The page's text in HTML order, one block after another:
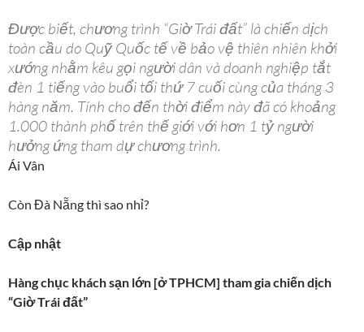
Được biết, chương trình “Giờ Trái đất” là chiến dịch
toàn cầu do Quỹ Quốc tế về bảo vệ thiên nhiên khởi
xướng nhằm kêu gọi người dân và doanh nghiệp tắt
đèn 1 tiếng vào buổi tối thứ 7 cuối cùng của tháng 3
hàng năm. Tính cho đến thời điểm này đã có khoảng
1.000 thành phố trên thế giới với hơn 1 tỷ người
hưởng ứng tham dự chương trình.
Ái Vân
Còn Đà Nẵng thì sao nhỉ?
Cập nhật
Hàng chục khách sạn lớn [ở TPHCM] tham gia chiến dịch
“Giờ Trái đất”